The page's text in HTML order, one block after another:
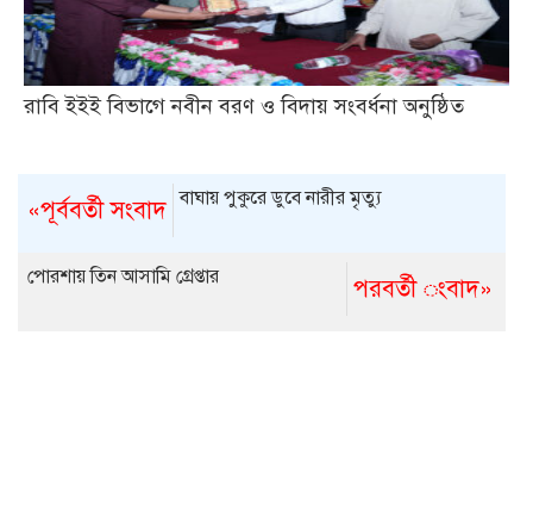
রাবি ইইই বিভাগে নবীন বরণ ও বিদায় সংবর্ধনা অনুষ্ঠিত
«পূর্ববর্তী সংবাদ বাঘায় পুকুরে ডুবে নারীর মৃত্যু
পরবর্তী ংবাদ»
পোরশায় তিন আসামি গ্রেপ্তার